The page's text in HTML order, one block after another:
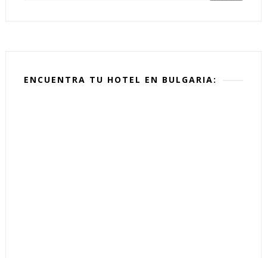
ENCUENTRA TU HOTEL EN BULGARIA: